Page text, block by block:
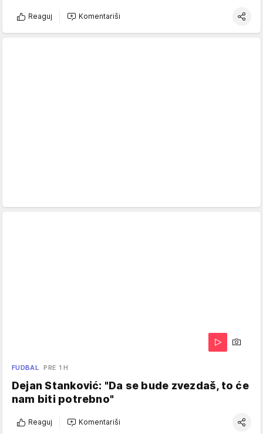
Reaguj Komentariši
FUDBAL PRE 1 H
Dejan Stanković: "Da se bude zvezdaš, to će
nam biti potrebno"
Reaguj Komentariši